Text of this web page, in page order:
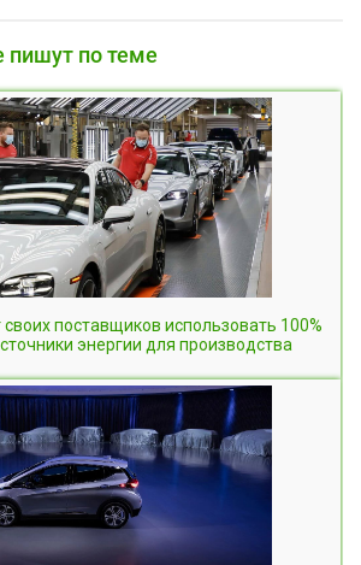
пишут по теме
поставщиков использовать 100%
энергии для производства